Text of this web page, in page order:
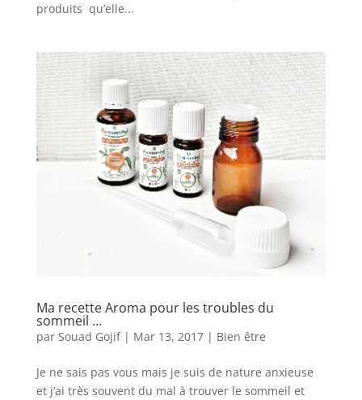
produits qu’elle...
Ma recette Aroma pour les troubles du
sommeil …
par Souad Gojif| Mar 13, 2017| Bien être
Je ne sais pas vous mais je suis de nature anxieuse
et j’ai très souvent du mal à trouver le sommeil et